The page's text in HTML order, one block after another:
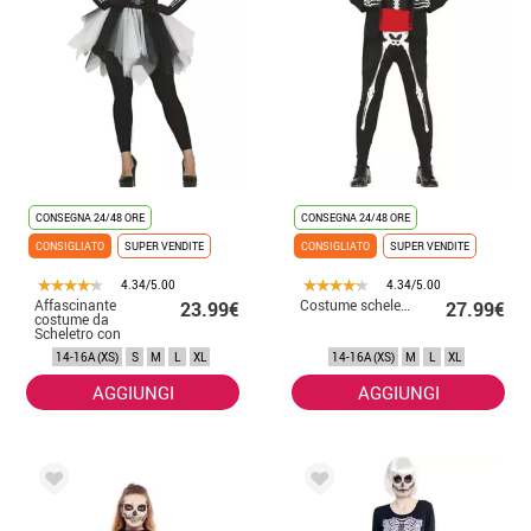
CONSEGNA 24/48 ORE
CONSIGLIATO
SUPER VENDITE
4.34/5.00
Affascinante
costume da
Scheletro con
gonna in tulle per
donna
23.99€
14-16A (XS) S M L XL
AGGIUNGI
CONSEGNA 24/48 ORE
CONSIGLIATO
SUPER VENDITE
4.34/5.00
27.99€
14-16A (XS) M L XL
AGGIUNGI